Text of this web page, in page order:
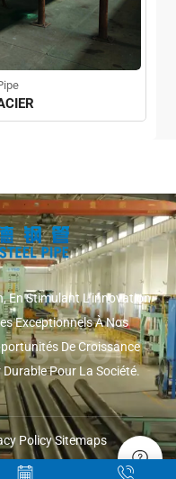
En Stimulant L'innovation
Exceptionnels À Nos
De Croissance
Pour La Société.
PolicySitemaps